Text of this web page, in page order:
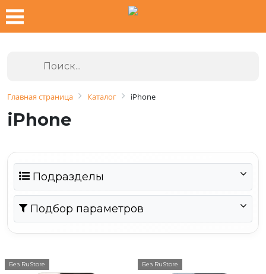
Главная страница Каталог iPhone
iPhone
Подразделы
Подбор параметров
Без RuStore Без RuStore